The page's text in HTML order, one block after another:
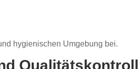
hygienischen Umgebung bei.